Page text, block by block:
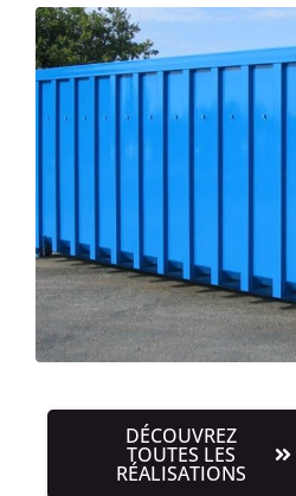
DÉCOUVREZ
TOUTES LES
RÉALISATIONS